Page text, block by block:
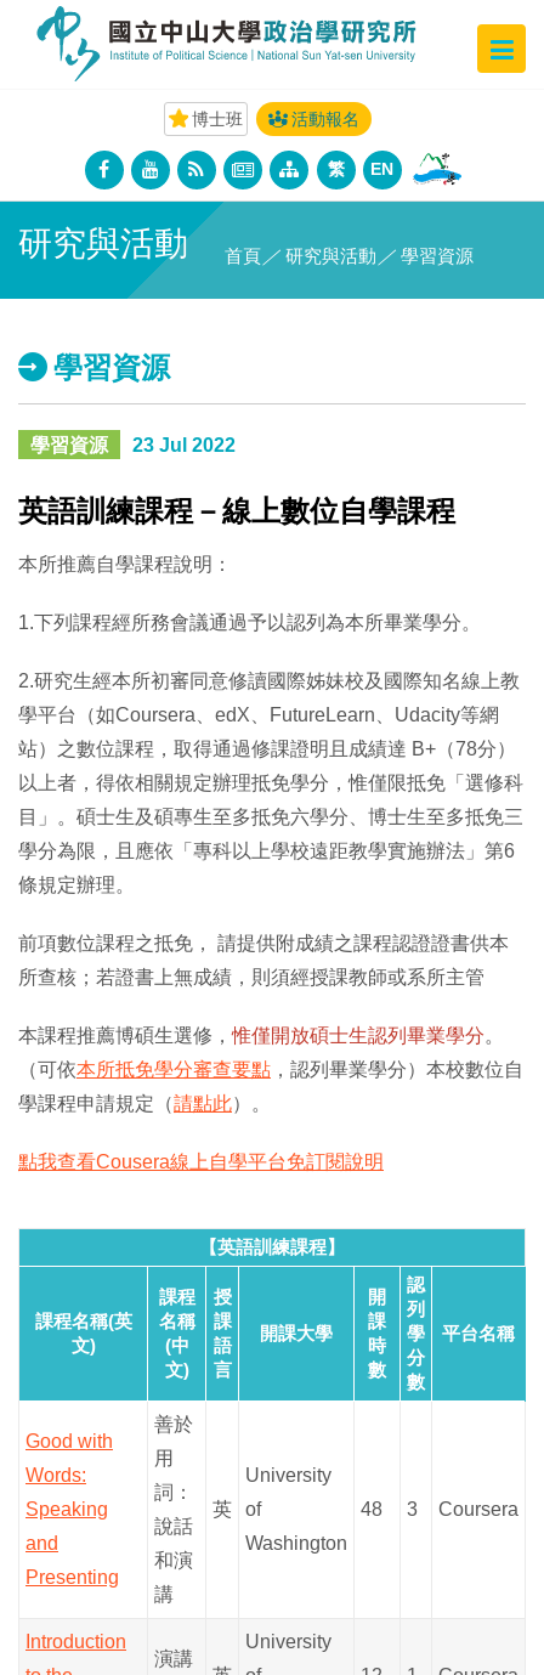
博士班 活動報名
繁 EN
研究與活動 首頁 ／ 研究與活動 ／ 學習資源
學習資源
學習資源 23 Jul 2022
英語訓練課程－線上數位自學課程
本所推薦自學課程說明：
1.下列課程經所務會議通過予以認列為本所畢業學分。
2.研究生經本所初審同意修讀國際姊妹校及國際知名線上教
學平台（如Coursera、edX、FutureLearn、Udacity等網
站）之數位課程，取得通過修課證明且成績達 B+（78分）
以上者，得依相關規定辦理抵免學分，惟僅限抵免「選修科
目」。碩士生及碩專生至多抵免六學分、博士生至多抵免三
學分為限，且應依「專科以上學校遠距教學實施辦法」第6
條規定辦理。
前項數位課程之抵免， 請提供附成績之課程認證證書供本
所查核；若證書上無成績，則須經授課教師或系所主管
本課程推薦博碩生選修，惟僅開放碩士生認列畢業學分。
（可依本所抵免學分審查要點 ，認列畢業學分）本校數位自
學課程申請規定（請點此）。
點我查看Cousera線上自學平台免訂閱說明
【英語訓練課程】
課程名稱(英
文)
課程
名稱
(中
文)
授
課
語
言
開課大學
開
課
時
數
認
列
學
分
數
平台名稱
Good with
Words:
Speaking
and
Presenting
善於
用
詞：
說話
和演
講
英
University
of
Washington
48 3 Coursera
Introduction
演講
University